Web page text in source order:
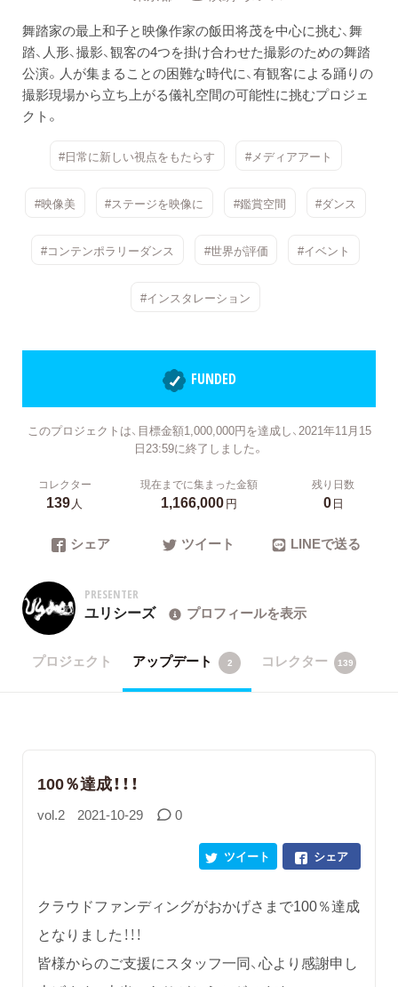
舞踏家の最上和子と映像作家の飯田将茂を中心に挑む、舞
踏、人形、撮影、観客の4つを掛け合わせた撮影のための舞踏
公演。人が集まることの困難な時代に、有観客による踊りの
撮影現場から立ち上がる儀礼空間の可能性に挑むプロジェ
クト。
#日常に新しい視点をもたらす #メディアアート
#映像美 #ステージを映像に #鑑賞空間 #ダンス
#コンテンポラリーダンス #世界が評価 #イベント
#インスタレーション
FUNDED
このプロジェクトは、目標金額1,000,000円を達成し、2021年11月15
日23:59に終了しました。
コレクター
139人
現在までに集まった金額
1,166,000円
残り日数
0日
シェア ツイート LINEで送る
PRESENTER
ユリシーズ プロフィールを表示
プロジェクト アップデート 2 コレクター 139
100％達成！！！
vol.2 2021-10-29 0
シェア
ツイート
クラウドファンディングがおかげさまで100％達成
となりました！！！
皆様からのご支援にスタッフ一同、心より感謝申し